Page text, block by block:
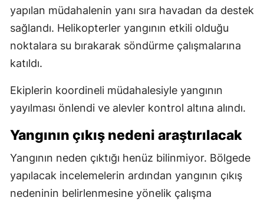
yapılan müdahalenin yanı sıra havadan da destek
sağlandı. Helikopterler yangının etkili olduğu
noktalara su bırakarak söndürme çalışmalarına
katıldı.
Ekiplerin koordineli müdahalesiyle yangının
yayılması önlendi ve alevler kontrol altına alındı.
Yangının çıkış nedeni araştırılacak
Yangının neden çıktığı henüz bilinmiyor. Bölgede
yapılacak incelemelerin ardından yangının çıkış
nedeninin belirlenmesine yönelik çalışma